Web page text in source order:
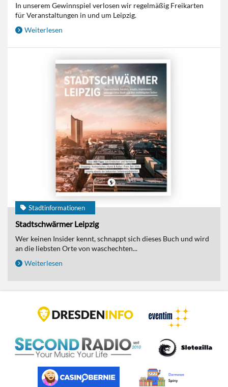
In unserem Gewinnspiel verlosen wir regelmäßig Freikarten
für Veranstaltungen in und um Leipzig.
Weiterlesen
Stadtinformationen
Stadtschwärmer Leipzig
Wer keinen Insider kennt, schnappt sich dieses Buch und wird
an die liebsten Orte von waschechten...
Weiterlesen